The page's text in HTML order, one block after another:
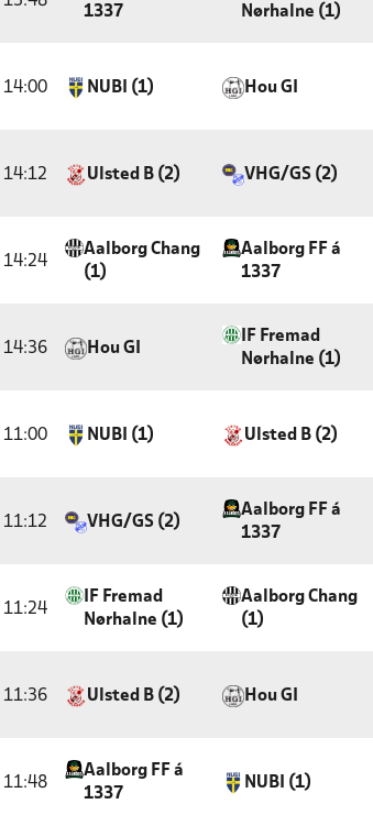
1337
Nørhalne (1)
14:00 NUBI (1) Hou GI
14:12 Ulsted B (2) VHG/GS (2)
14:24
Aalborg Chang
(1)
Aalborg FF á
1337
14:36 Hou GI
IF Fremad
Nørhalne (1)
11:00 NUBI (1) Ulsted B (2)
11:12 VHG/GS (2)
Aalborg FF á
1337
11:24
IF Fremad
Nørhalne (1)
Aalborg Chang
(1)
11:36 Ulsted B (2) Hou GI
11:48
Aalborg FF á
1337
NUBI (1)